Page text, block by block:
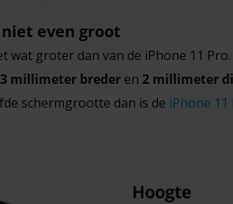
niet even groot
wat groter dan van de iPhone 11 Pro.
millimeter brederen 2 millimeter
schermgrootte dan is de iPhone 11